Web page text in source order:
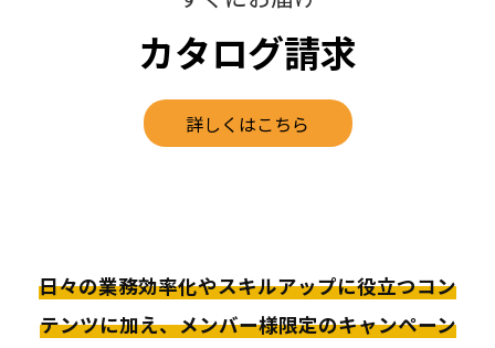
カタログ請求
詳しくはこちら
日々の業務効率化やスキルアップに役立つコン
テンツに加え、メンバー様限定のキャンペーン